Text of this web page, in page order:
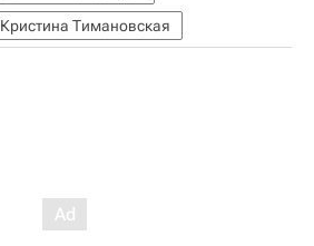
Кристина Тимановская